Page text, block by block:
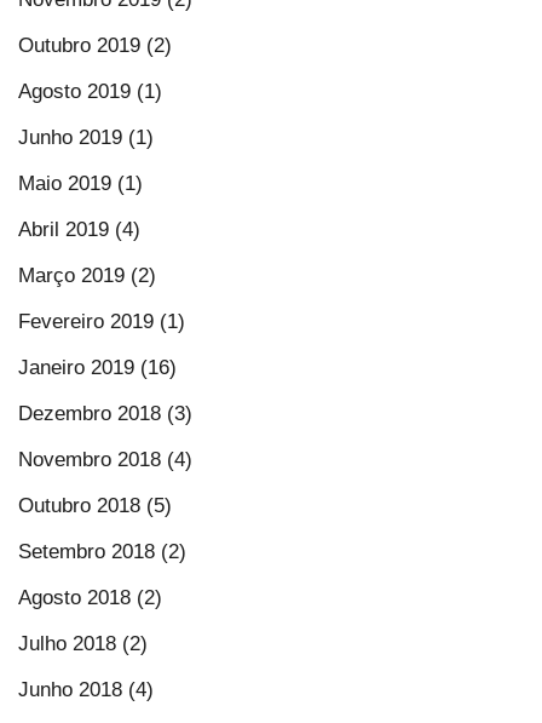
Outubro 2019 (2)
Agosto 2019 (1)
Junho 2019 (1)
Maio 2019 (1)
Abril 2019 (4)
Março 2019 (2)
Fevereiro 2019 (1)
Janeiro 2019 (16)
Dezembro 2018 (3)
Novembro 2018 (4)
Outubro 2018 (5)
Setembro 2018 (2)
Agosto 2018 (2)
Julho 2018 (2)
Junho 2018 (4)